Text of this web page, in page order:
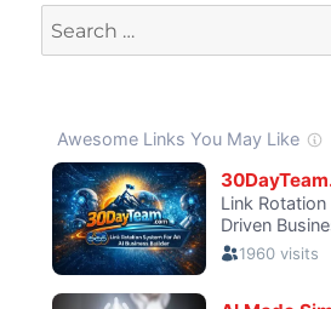
Search
for: